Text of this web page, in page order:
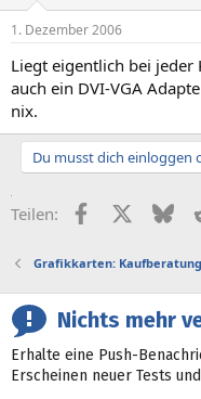
1. Dezember 2006
Liegt eigentlich bei jeder
auch ein DVI-VGA
nix.
Du musst dich einloggen
Teilen: Facebook
X
Grafikkarten: Kaufberatung
Nichts mehr
Erhalte eine Push-
Erscheinen neuer Tests